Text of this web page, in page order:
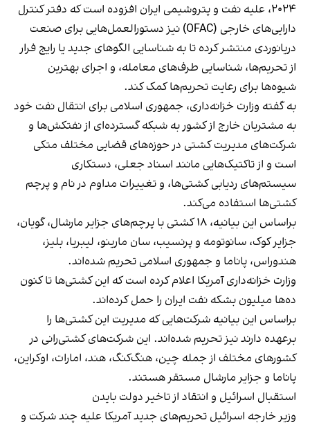
۲۰۲۴، علیه نفت و پتروشیمی ایران افزوده است که دفتر کنترل
دارایی‌های خارجی (OFAC) نیز دستورالعمل‌هایی برای صنعت
دریانوردی منتشر کرده تا به شناسایی الگوهای جدید یا رایج فرار
از تحریم‌ها، شناسایی طرف‌های معامله، و اجرای بهترین
شیوه‌ها برای رعایت تحریم‌ها کمک کند.
به گفته وزارت خزانه‌داری، جمهوری اسلامی برای انتقال نفت خود
به مشتریان خارج از کشور به شبکه گسترده‌ای از نفتکش‌ها و
شرکت‌های مدیریت کشتی در حوزه‌های قضایی مختلف متکی
است و از تاکتیک‌هایی مانند اسناد جعلی، دستکاری
سیستم‌های ردیابی کشتی‌ها، و تغییرات مداوم در نام و پرچم
کشتی‌ها استفاده می‌کند.
براساس این بیانیه، ۱۸ کشتی‌ با پرچم‌های جزایر مارشال، گویان،
جزایر کوک، سانوتومه و پرنسیب، سان مارینو، لیبریا، بلیز،
هندوراس، پاناما و جمهوری اسلامی تحریم شده‌اند.
وزارت خزانه‌داری آمریکا اعلام کرده است که این کشتی‌ها تا کنون
ده‌ها میلیون بشکه نفت ایران را حمل کرده‌اند.
براساس این بیانیه شرکت‌هایی که مدیریت این کشتی‌ها را
برعهده دارند نیز تحریم شده‌اند. این شرکت‌های کشتی‌رانی در
کشورهای مختلف از جمله چین، هنگ‌کنگ، هند، امارات، اوکراین،
پاناما و جزایر مارشال مستقر هستند.
استقبال اسرائیل و انتقاد از تاخیر دولت بایدن
وزیر خارجه اسرائیل تحریم‌های جدید آمریکا علیه چند شرکت و